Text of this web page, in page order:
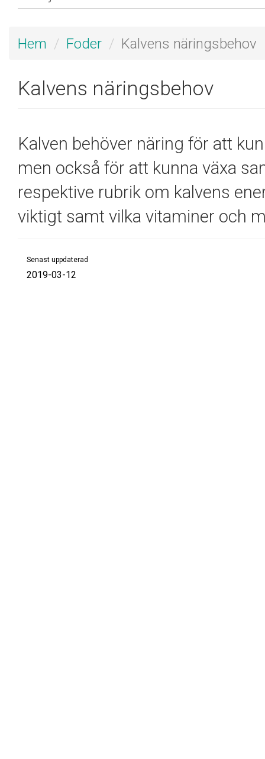
Hem Foder Kalvens näringsbehov
Kalvens näringsbehov
Kalven behöver näring för att
men också för att kunna växa
respektive rubrik om kalvens
viktigt samt vilka vitaminer och
Senast uppdaterad
2019-03-12